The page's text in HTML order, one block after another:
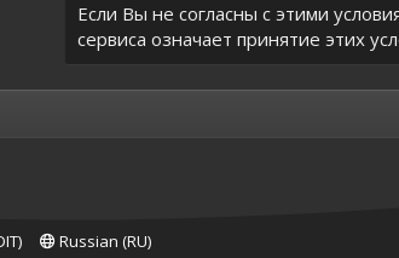
Если Вы не согласны с этими
сервиса означает принятие этих
Russian (RU)